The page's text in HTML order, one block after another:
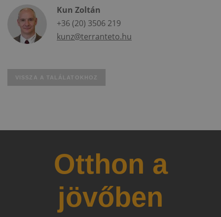
Kun Zoltán
+36 (20) 3506 219
kunz@terranteto.hu
VISSZA A TALÁLATOKHOZ
Otthon a
jövőben